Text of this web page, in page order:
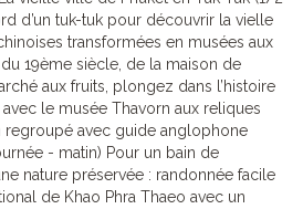
d’un tuk-tuk pour découvrir la vielle
transformées en musées aux
19ème siècle, de la maison de
aux fruits, plongez dans l’histoire
le musée Thavorn aux reliques
regroupé avec guide anglophone
- matin) Pour un bain de
nature préservée : randonnée facile
de Khao Phra Thaeo avec un